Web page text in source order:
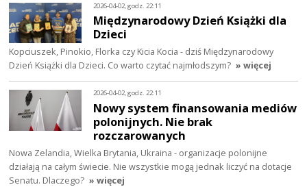
2026-04-02, godz. 22:11
Międzynarodowy Dzień Książki dla
Dzieci
Kopciuszek, Pinokio, Florka czy Kicia Kocia - dziś Międzynarodowy
Dzień Książki dla Dzieci. Co warto czytać najmłodszym? » więcej
2026-04-02, godz. 22:11
Nowy system finansowania mediów
polonijnych. Nie brak
rozczarowanych
Nowa Zelandia, Wielka Brytania, Ukraina - organizacje polonijne
działają na całym świecie. Nie wszystkie mogą jednak liczyć na dotacje
Senatu. Dlaczego? » więcej